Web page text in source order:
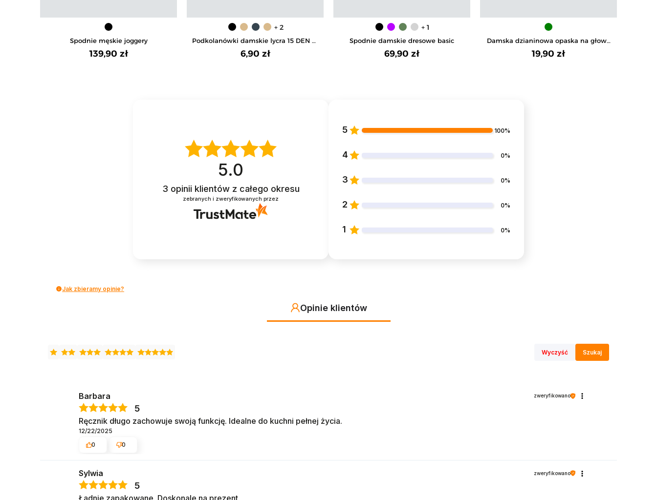
Spodnie męskie joggery
139,90 zł
Podkolanówki damskie lycra 15 DEN 2-
pak
6,90 zł
+ 2
Spodnie damskie dresowe basic
69,90 zł
+ 1
Damska dzianinowa opaska na głowe
z kokardą
19,90 zł
5.0
3 opinii klientów z całego okresu
zebranych i zweryfikowanych przez
5 100%
4 0%
3 0%
2 0%
1 0%
Jak zbieramy opinie?
Opinie klientów
Wyczyść Szukaj
Barbara zweryfikowano
5
Ręcznik długo zachowuje swoją funkcję. Idealne do kuchni pełnej życia.
12/22/2025
0
0
Sylwia zweryfikowano
5